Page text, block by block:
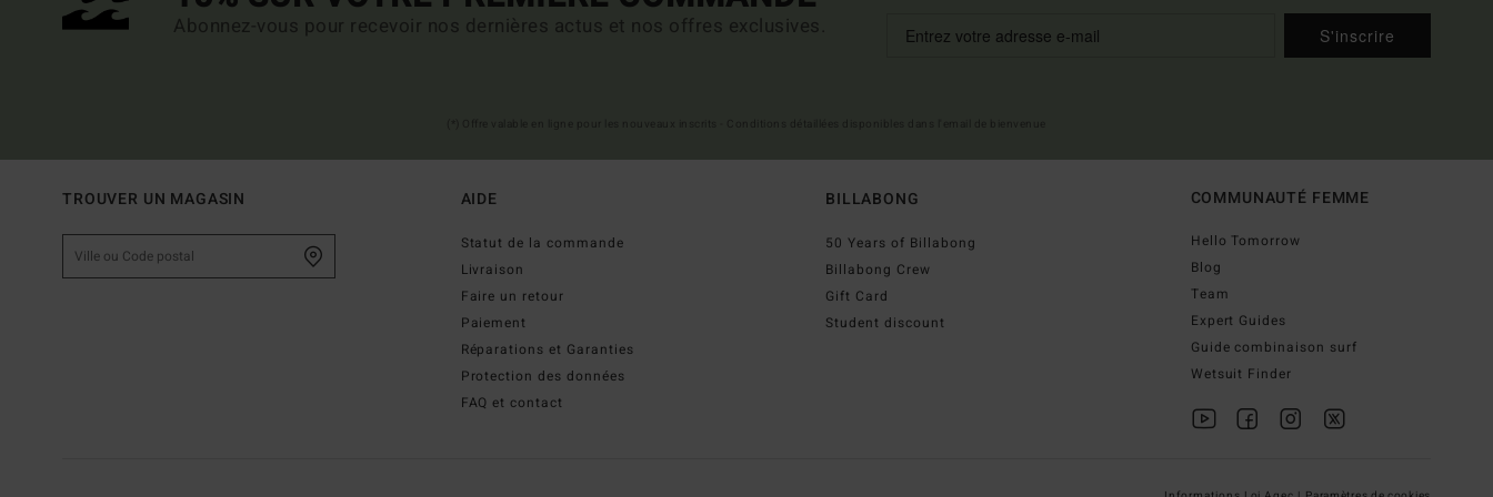
Abonnez-vous pour recevoir nos dernières actus et nos offres exclusives. S'inscrire
TROUVER UN MAGASIN AIDE
Statut de la commande
Livraison
Faire un retour
Paiement
Réparations et Garanties
Protection des données
FAQ et contact
BILLABONG
50 Years of Billabong
Billabong Crew
Gift Card
Student discount
COMMUNAUTÉ FEMME
Hello Tomorrow
Blog
Team
Expert Guides
Guide combinaison surf
Wetsuit Finder